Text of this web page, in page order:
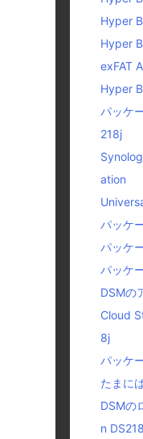
Hyper
Hyper
exFAT
Hyper
パッケ
218j
ation
パッケ
パッケ
パッケ
DSMの
Cloud
8j
パッケ
たまに
DSMの
n